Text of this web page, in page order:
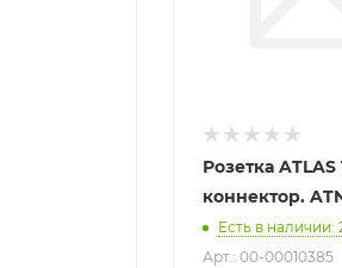
Розетка
коннектор.
Есть в наличии:
Арт.: 00-00010385